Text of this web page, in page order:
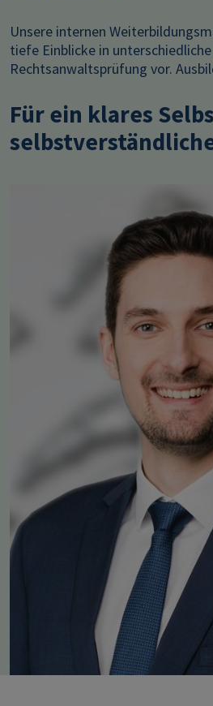
Unsere internen
tiefe Einblicke in
Rechtsanwaltsprüfung vor.
Für ein klares